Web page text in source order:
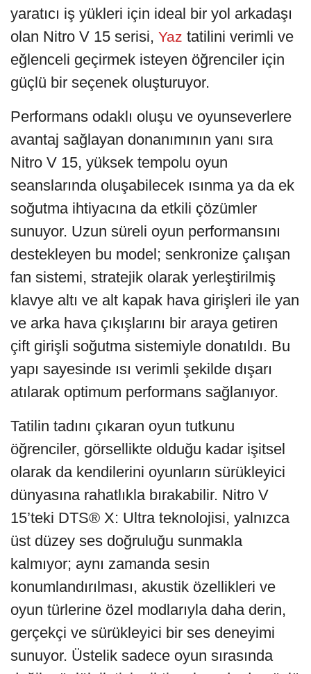
yaratıcı iş yükleri için ideal bir yol arkadaşı
olan Nitro V 15 serisi, Yaz tatilini verimli ve
eğlenceli geçirmek isteyen öğrenciler için
güçlü bir seçenek oluşturuyor.
Performans odaklı oluşu ve oyunseverlere
avantaj sağlayan donanımının yanı sıra
Nitro V 15, yüksek tempolu oyun
seanslarında oluşabilecek ısınma ya da ek
soğutma ihtiyacına da etkili çözümler
sunuyor. Uzun süreli oyun performansını
destekleyen bu model; senkronize çalışan
fan sistemi, stratejik olarak yerleştirilmiş
klavye altı ve alt kapak hava girişleri ile yan
ve arka hava çıkışlarını bir araya getiren
çift girişli soğutma sistemiyle donatıldı. Bu
yapı sayesinde ısı verimli şekilde dışarı
atılarak optimum performans sağlanıyor.
Tatilin tadını çıkaran oyun tutkunu
öğrenciler, görsellikte olduğu kadar işitsel
olarak da kendilerini oyunların sürükleyici
dünyasına rahatlıkla bırakabilir. Nitro V
15’teki DTS® X: Ultra teknolojisi, yalnızca
üst düzey ses doğruluğu sunmakla
kalmıyor; aynı zamanda sesin
konumlandırılması, akustik özellikleri ve
oyun türlerine özel modlarıyla daha derin,
gerçekçi ve sürükleyici bir ses deneyimi
sunuyor. Üstelik sadece oyun sırasında